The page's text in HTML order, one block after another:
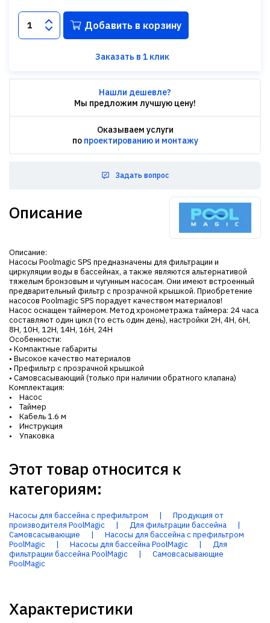
Добавить в корзину
Заказать в 1 клик
Нашли дешевле?
Мы предложим лучшую цену!
Оказываем услуги
по проектированию и монтажу
Задать вопрос
Описание
Описание:
Насосы Poolmagic SPS предназначены для фильтрации и
циркуляции воды в бассейнах, а также являются альтернативой
тяжелым бронзовым и чугунным насосам. Они имеют встроенный
предварительный фильтр с прозрачной крышкой. Приобретение
насосов Poolmagic SPS порадует качеством материалов!
Насос оснащен таймером. Метод хронометража таймера: 24 часа
составляют один цикл (то есть один день), настройки 2H, 4H, 6H,
8H, 10H, 12H, 14H, 16H, 24H
Особенности:
• Компактные габариты
• Высокое качество материалов
• Префильтр с прозрачной крышкой
• Самовсасывающий (только при наличии обратного клапана)
Комплектация:
• Насос
• Таймер
• Кабель 1.6 м
• Инструкция
• Упаковка
Этот товар относится к
категориям:
Насосы для бассейна с префильтром |
Продукция от
производителя PoolMagic
| Для фильтрации бассейна
|
Самовсасывающие
|
Насосы для бассейна с префильтром
PoolMagic
| Насосы для бассейна PoolMagic |
Для
фильтрации бассейна PoolMagic
|
Самовсасывающие
PoolMagic
Характеристики